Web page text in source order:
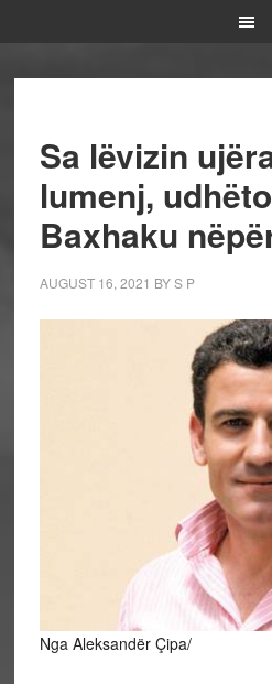
Sa lëvizin
lumenj,
Baxhaku
AUGUST 16, 2021 BYS P
Nga Aleksandër Çipa/